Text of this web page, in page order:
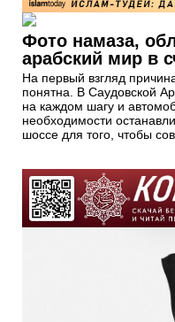
Фото намаза,
арабский мир в
На первый взгляд
понятна. В Саудовской
на каждом шагу и
необходимости
шоссе для того, чтобы